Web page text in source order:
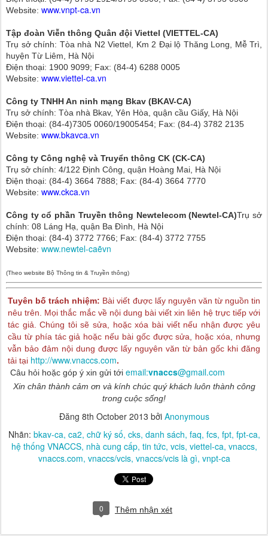
Website: www.vnpt-ca.vn
Tập đoàn Viễn thông Quân đội Viettel (VIETTEL-CA)
Trụ sở chính: Tòa nhà N2 Viettel, Km 2 Đại lộ Thăng Long, Mễ Trì,
huyện Từ Liêm, Hà Nội
Điện thoại: 1900 9099; Fax: (84-4) 6288 0005
Website: www.viettel-ca.vn
Công ty TNHH An ninh mạng Bkav (BKAV-CA)
Trụ sở chính: Tòa nhà Bkav, Yên Hòa, quận cầu Giấy, Hà Nội
Điện thoại: (84-4)7305 0060/19005454; Fax: (84-4) 3782 2135
Website: www.bkavca.vn
Công ty Công nghệ và Truyển thông CK (CK-CA)
Trụ sở chính: 4/122 Định Công, quận Hoàng Mai, Hà Nội
Điện thoại: (84-4) 3664 7888; Fax: (84-4) 3664 7770
Website: www.ckca.vn
Công ty cổ phần Truyền thông Newtelecom (Newtel-CA)Trụ sở
chính: 08 Láng Hạ, quận Ba Đình, Hà Nội
Điện thoại: (84-4) 3772 7766; Fax: (84-4) 3772 7755
Website: www.newtel-caẽvn
(Theo website Bộ Thông tin & Truyền thông)
Tuyên bố trách nhiệm: Bài viết được lấy nguyên văn từ nguồn tin
nêu trên. Mọi thắc mắc về nội dung bài viết xin liên hệ trực tiếp với
tác giả. Chúng tôi sẽ sửa, hoặc xóa bài viết nếu nhận được yêu
cầu từ phía tác giả hoặc nếu bài gốc được sửa, hoặc xóa, nhưng
vẫn bảo đảm nội dung được lấy nguyên văn từ bản gốc khi đăng
tải tại http://www.vnaccs.com.
Câu hỏi hoặc góp ý xin gửi tới email:vnaccs@gmail.com
Xin chân thành cảm ơn và kính chúc quý khách luôn thành công
trong cuộc sống!
Đăng 8th October 2013 bởi Anonymous
Nhãn: bkav-ca ca2 chữ ký số cks danh sách faq fcs fpt fpt-ca
hệ thống VNACCS nhà cung cấp tin tức vcis viettel-ca vnaccs
vnaccs.com vnaccs/vcis vnaccs/vcis là gì vnpt-ca
0 Thêm nhận xét